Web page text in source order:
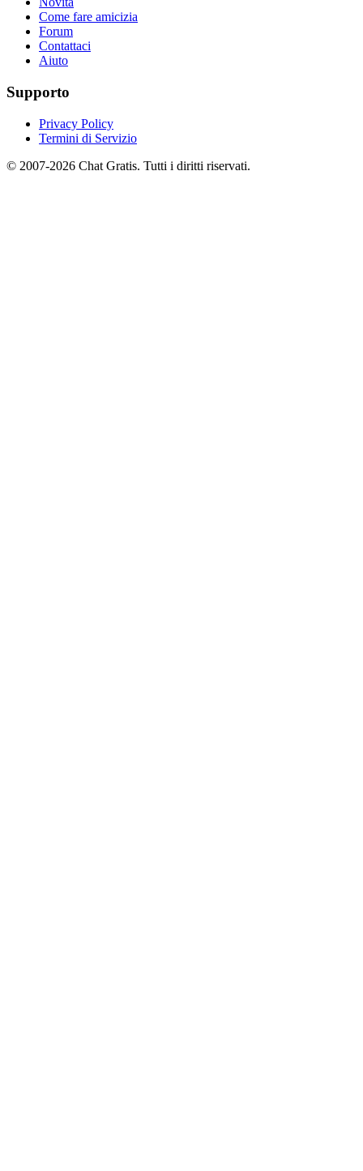
Come fare amicizia
Forum
Contattaci
Aiuto
Supporto
Privacy Policy
Termini di Servizio
© 2007-2026 Chat Gratis. Tutti i diritti riservati.